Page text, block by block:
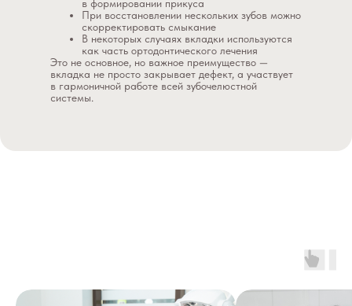
в формировании прикуса
При восстановлении нескольких зубов можно
скорректировать смыкание
В некоторых случаях вкладки используются
как часть ортодонтического лечения
Это не основное, но важное преимущество —
вкладка не просто закрывает дефект, а участвует
в гармоничной работе всей зубочелюстной
системы.